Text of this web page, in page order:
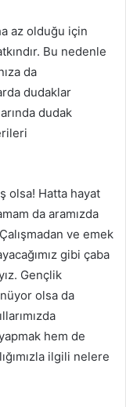
az olduğu için
Bu nedenle
da
dudaklar
dudak
olsa! Hatta hayat
da aramızda
ve emek
gibi çaba
Gençlik
olsa da
hem de
ilgili nelere